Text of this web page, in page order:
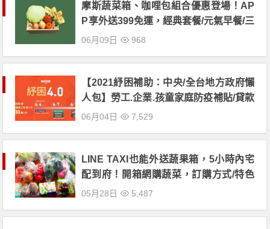
摩斯蔬菜箱、咖哩包組合優惠登場！AP
P享外送399免運，經典套餐/元氣早餐/三
明治/生鮮蔬果任意點！
06月09日 968
【2021紓困補助：中央/全台地方政府懶
人包】勞工.企業.孩童家庭防疫補貼/貸款
利息優惠/稅額減免通通有！申請方式、
06月04日 7,529
LINE TAXI也能外送蔬果箱，5小時內宅
配到府！開箱網購蔬菜，訂購方式/特色
亮點一次看！
05月28日 5,487